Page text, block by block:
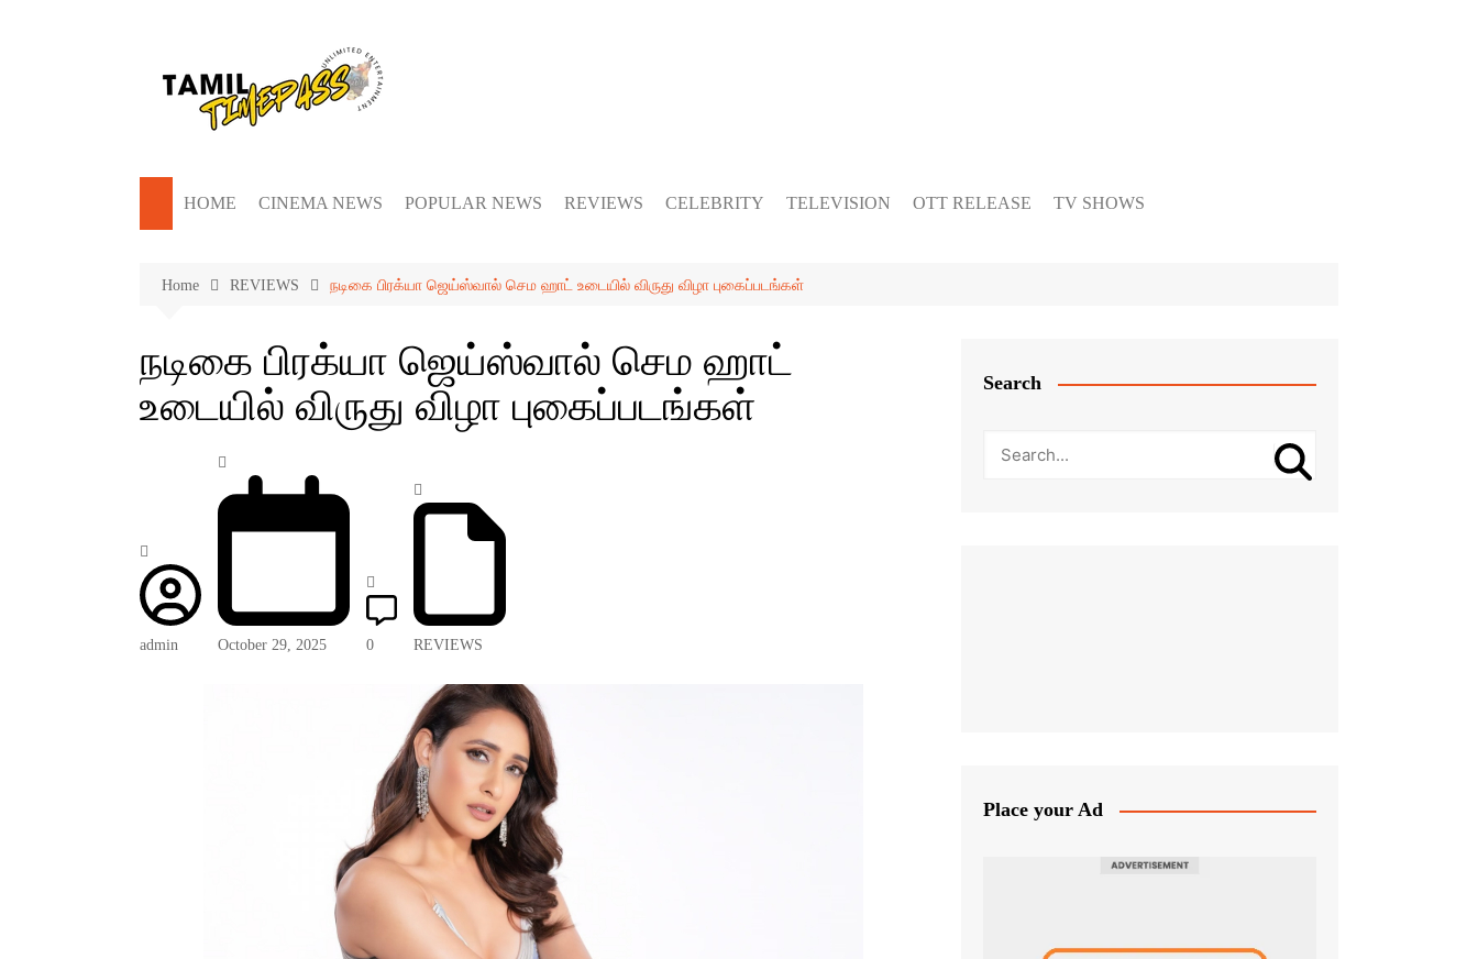
HOME CINEMA NEWS POPULAR NEWS REVIEWS CELEBRITY TELEVISION OTT RELEASE TV SHOWS
Home REVIEWS நடிகை பிரக்யா ஜெய்ஸ்வால் செம ஹாட் உடையில் விருது விழா புகைப்படங்கள்
நடிகை பிரக்யா ஜெய்ஸ்வால் செம ஹாட்
உடையில் விருது விழா புகைப்படங்கள்
admin October 29, 2025 0 REVIEWS
Search
Place your Ad